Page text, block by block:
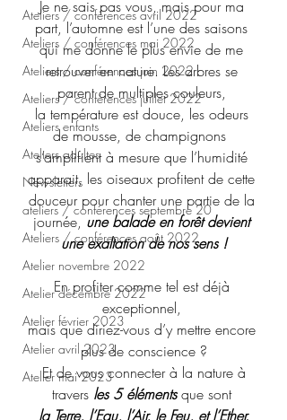
Ateliers / conférences avril 2022
Ateliers / conférences mai 2022
Ateliers / conférences juin 2022
Ateliers / conférences juillet 2022
Ateliers enfants
Ateliers adultes
Newsletters
ateliers / conférences septembre 20
Ateliers / conférences août 2022
Atelier novembre 2022
Atelier décembre 2022
Atelier février 2023
Atelier avril 2023
Atelier mai 2023
Je ne sais pas vous, mais pour ma
part, l’automne est l’une des saisons
qui me donne le plus envie de me
retrouver en nature. Les arbres se
parent de multiples couleurs,
la température est douce, les odeurs
de mousse, de champignons
s’amplifient à mesure que l’humidité
apparait, les oiseaux profitent de cette
douceur pour chanter une partie de la
journée, une balade en forêt devient
une exaltation de nos sens !
En profiter comme tel est déjà
exceptionnel,
mais que diriez-vous d’y mettre encore
plus de conscience ?
Et de vous connecter à la nature à
travers les 5 éléments que sont
la Terre, l’Eau, l’Air, le Feu, et l’Ether.